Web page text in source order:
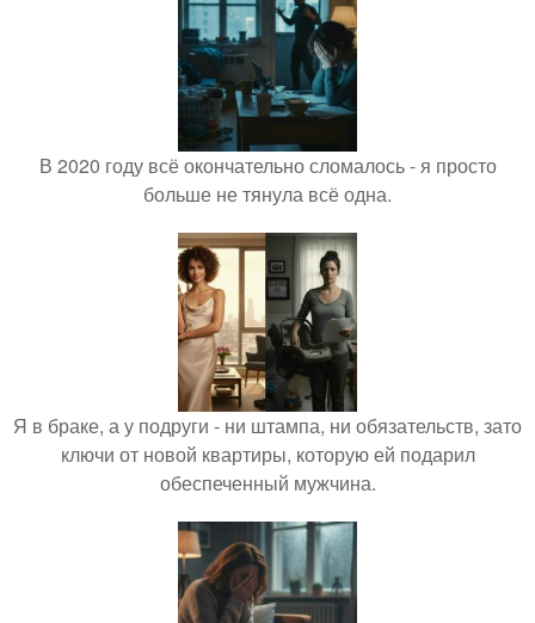
В 2020 году всё окончательно сломалось - я просто
больше не тянула всё одна.
Я в браке, а у подруги - ни штампа, ни обязательств, зато
ключи от новой квартиры, которую ей подарил
обеспеченный мужчина.